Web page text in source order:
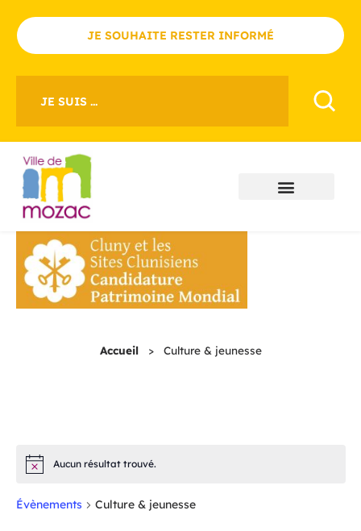
JE SOUHAITE RESTER INFORMÉ
JE SUIS ...
Accueil > Culture & jeunesse
NoticeAucun résultat trouvé.
Évènements Culture & jeunesse